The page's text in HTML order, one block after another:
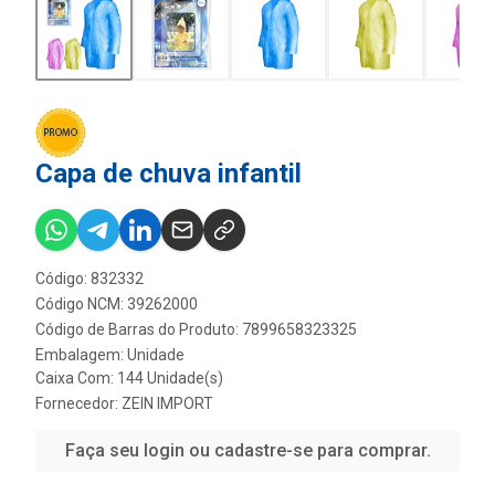
Capa de chuva infantil
Código: 832332
Código NCM: 39262000
Código de Barras do Produto: 7899658323325
Embalagem: Unidade
Caixa Com: 144 Unidade(s)
Fornecedor: ZEIN IMPORT
Faça seu login ou cadastre-se para comprar.